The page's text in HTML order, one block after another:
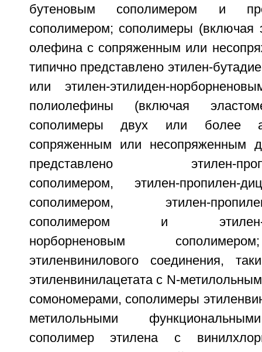
бутеновым сополимером и
сополимером; сополимеры (включая
олефина с сопряженным или
типично представлено этилен-
или этилен-этилиден-
полиолефины (включая
сополимеры двух или более
сопряженным или несопряженным
представлено этилен-
сополимером, этилен-пропилен-
сополимером, этилен-пропилен-
сополимером и этилен-
норборненовым
этиленвинилового соединения,
этиленвинилацетата с N-
сомономерами, сополимеры
метилольными
сополимер этилена с